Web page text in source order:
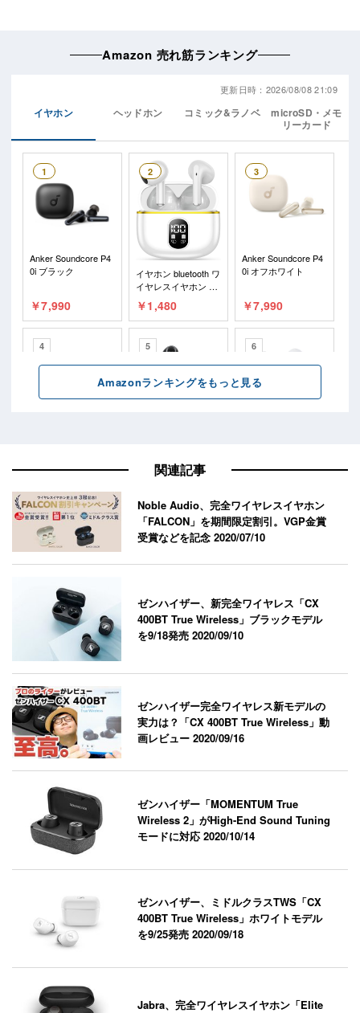
関連記事
Noble Audio、完全ワイヤレスイヤホン
「FALCON」を期間限定割引。VGP金賞
受賞などを記念2020/07/10
ゼンハイザー、新完全ワイヤレス「CX
400BT True Wireless」ブラックモデル
を9/18発売2020/09/10
ゼンハイザー完全ワイヤレス新モデルの
実力は？「CX 400BT True Wireless」動
画レビュー2020/09/16
ゼンハイザー「MOMENTUM True
Wireless 2」がHigh-End Sound Tuning
モードに対応2020/10/14
ゼンハイザー、ミドルクラスTWS「CX
400BT True Wireless」ホワイトモデル
を9/25発売2020/09/18
Jabra、完全ワイヤレスイヤホン「Elite